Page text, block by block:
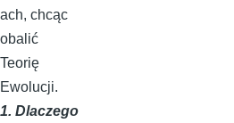
ach, chcąc
obalić
Teorię
Ewolucji.
1. Dlaczego